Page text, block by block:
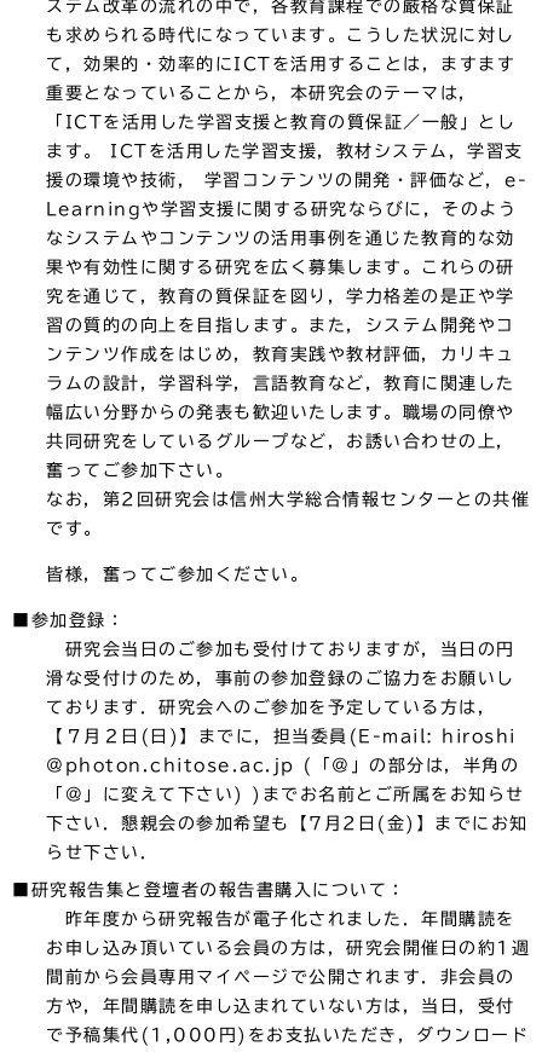
ステム改革の流れの中で，各教育課程での厳格な質保証
も求められる時代になっています。こうした状況に対し
て，効果的・効率的にICTを活用することは，ますます
重要となっていることから，本研究会のテーマは，
「ICTを活用した学習支援と教育の質保証／一般」とし
ます。 ICTを活用した学習支援，教材システム，学習支
援の環境や技術， 学習コンテンツの開発・評価など，e-
Learningや学習支援に関する研究ならびに，そのよう
なシステムやコンテンツの活用事例を通じた教育的な効
果や有効性に関する研究を広く募集します。これらの研
究を通じて，教育の質保証を図り，学力格差の是正や学
習の質的の向上を目指します。また，システム開発やコ
ンテンツ作成をはじめ，教育実践や教材評価，カリキュ
ラムの設計，学習科学，言語教育など，教育に関連した
幅広い分野からの発表も歓迎いたします。職場の同僚や
共同研究をしているグループなど，お誘い合わせの上，
奮ってご参加下さい。
なお，第2回研究会は信州大学総合情報センターとの共催
です。
皆様，奮ってご参加ください。
■参加登録：
研究会当日のご参加も受付けておりますが，当日の円
滑な受付けのため，事前の参加登録のご協力をお願いし
ております．研究会へのご参加を予定している方は，
【７月２日(日)】までに，担当委員(E-mail: hiroshi
＠photon.chitose.ac.jp (「＠」の部分は，半角の
「@」に変えて下さい) )までお名前とご所属をお知らせ
下さい．懇親会の参加希望も【7月2日(金)】までにお知
らせ下さい．
■研究報告集と登壇者の報告書購入について：
昨年度から研究報告が電子化されました．年間購読を
お申し込み頂いている会員の方は，研究会開催日の約1週
間前から会員専用マイページで公開されます．非会員の
方や，年間購読を申し込まれていない方は，当日，受付
で予稿集代(1,000円)をお支払いただき，ダウンロード